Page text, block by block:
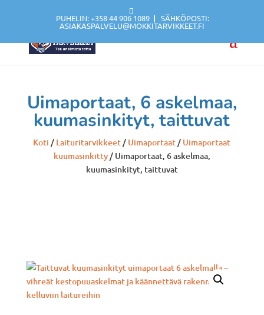
PUHELIN: +358 44 906 1089 |SÄHKÖPOSTI:
ASIAKASPALVELU@MOKKITARVIKKEET.FI
Uimaportaat, 6 askelmaa,
kuumasinkityt, taittuvat
Koti / Laituritarvikkeet/ Uimaportaat/ Uimaportaat
kuumasinkitty/ Uimaportaat, 6 askelmaa,
kuumasinkityt, taittuvat